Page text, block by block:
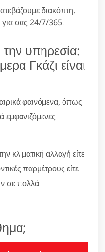
διακόπτη.
για σας 24/7/365.
υπηρεσία:
Γκάζι είναι
φαινόμενα, όπως
εμφανιζόμενες
κλιματική αλλαγή είτε
παρμέτρους είτε
σε πολλά